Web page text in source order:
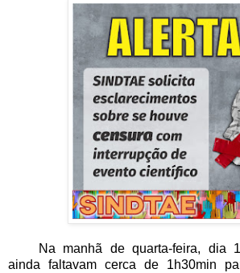
Na manhã de quarta-feira, dia
ainda faltavam cerca de 1h30min